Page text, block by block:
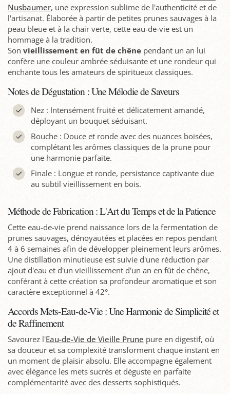
Nusbaumer, une expression sublime de l'authenticité et de
l'artisanat. Élaborée à partir de petites prunes sauvages à la
peau bleue et à la chair verte, cette eau-de-vie est un
hommage à la tradition.
Son vieillissement en fût de chêne pendant un an lui
confère une couleur ambrée séduisante et une rondeur qui
enchante tous les amateurs de spiritueux classiques.
Notes de Dégustation : Une Mélodie de Saveurs
Nez : Intensément fruité et délicatement amandé,
déployant un bouquet séduisant.
Bouche : Douce et ronde avec des nuances boisées,
complétant les arômes classiques de la prune pour
une harmonie parfaite.
Finale : Longue et ronde, persistance captivante due
au subtil vieillissement en bois.
Méthode de Fabrication : L'Art du Temps et de la Patience
Cette eau-de-vie prend naissance lors de la fermentation de
prunes sauvages, dénoyautées et placées en repos pendant
4 à 6 semaines afin de développer pleinement leurs arômes.
Une distillation minutieuse est suivie d'une réduction par
ajout d'eau et d'un vieillissement d'un an en fût de chêne,
conférant à cette création sa profondeur aromatique et son
caractère exceptionnel à 42°.
Accords Mets-Eau-de-Vie : Une Harmonie de Simplicité et
de Raffinement
Savourez l'Eau-de-Vie de Vieille Prune pure en digestif, où
sa douceur et sa complexité transforment chaque instant en
un moment de plaisir absolu. Elle accompagne également
avec élégance les mets sucrés et déguste en parfaite
complémentarité avec des desserts sophistiqués.